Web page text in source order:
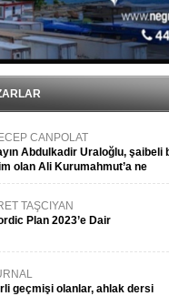
CANPOLAT
Abdulkadir Uraloğlu, şaibeli
olan Ali Kurumahmut’a ne
TAŞCIYAN
Plan 2023’e Dair
geçmişi olanlar, ahlak dersi